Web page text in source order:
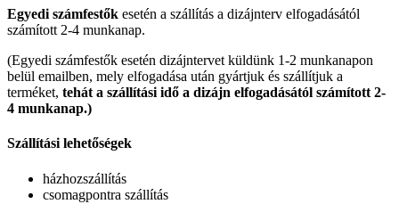
Egyedi számfestők esetén a szállítás a dizájnterv elfogadásától
számított 2-4 munkanap.
(Egyedi számfestők esetén dizájntervet küldünk 1-2 munkanapon
belül emailben, mely elfogadása után gyártjuk és szállítjuk a
terméket, tehát a szállítási idő a dizájn elfogadásától számított 2-
4 munkanap.)
Szállítási lehetőségek
házhozszállítás
csomagpontra szállítás